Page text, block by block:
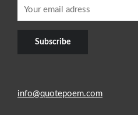
info@quotepoem.com